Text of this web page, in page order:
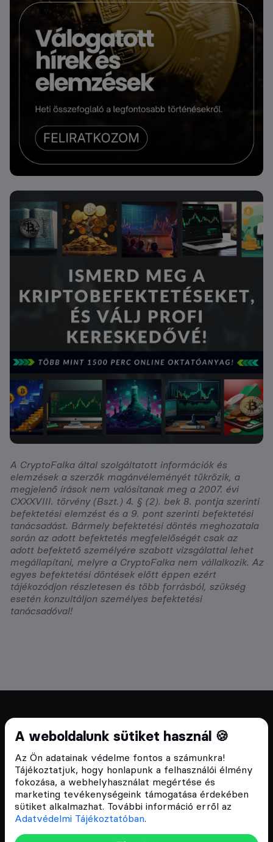
A weboldalunk sütiket használ 🍪
Az Ön adatainak védelme fontos a számunkra!
Tájékoztatjuk, hogy honlapunk a felhasználói élmény
fokozása, a webhelyhasználat megértése és
marketing tevékenységeink támogatása érdekében
sütiket alkalmazhat. További információ erről az
Adatvédelmi Tájékoztatóban.
A CryptoFalka által szolgáltatott információk és
elemzések a szerzők magánvéleményét tükrözik, a
megjelenő írások nem valósítanak meg a 2007. évi
CXXXVIII. törvény (Bszt.) 4. § (2). bek 8. pontja szerinti
befektetési elemzést és a 9. pont szerinti befektetési
tanácsadást. Bármely befektetési döntés meghozatala
során az adott befektetés megfelelőségét csak az
adott befektető személyére szabott vizsgálattal lehet
megállapítani, melyre a CryptoFalka nem vállalkozik. Az
egyes befektetési döntések előtt éppen ezért
tájékozódjon részletesen és több forrásból, szükség
esetén konzultáljon személyes befektetési
tanácsadóval!
Cryptofalka 2018 óta
Szívünkön viseljük a blokklánc technológia
népszerűsítését Magyarországon, ezért 2018 óta a
Cryptofalka célja, hogy biztosítsa a hazai közösség
és vállalatok digitális oktatását és fejlődését.
Oldalak